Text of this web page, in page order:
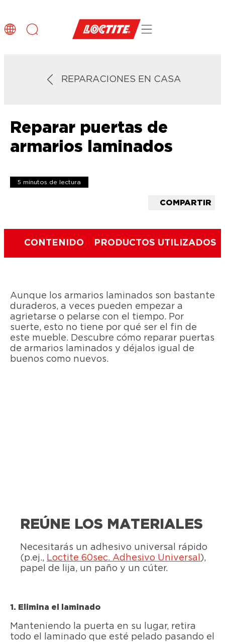
REPARACIONES EN CASA
Reparar puertas de
armarios laminados
5 minutos de lectura
COMPARTIR
CONTENIDO PRODUCTOS UTILIZADOS
Aunque los armarios laminados son bastante
duraderos, a veces pueden empezar a
agrietarse o pelarse con el tiempo. Por
suerte, esto no tiene por qué ser el fin de
este mueble. Descubre cómo reparar puertas
de armarios laminados y déjalos igual de
buenos como nuevos.
REÚNE LOS MATERIALES
Necesitarás un adhesivo universal rápido
(p.ej., Loctite 60sec. Adhesivo Universal ),
papel de lija, un paño y un cúter.
1. Elimina el laminado
Manteniendo la puerta en su lugar, retira
todo el laminado que esté pelado pasando el